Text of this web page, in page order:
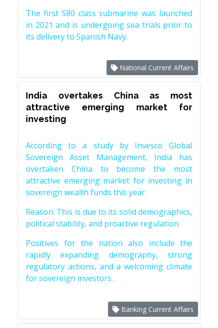
The first S80 class submarine was launched
in 2021 and is undergoing sea trials prior to
its delivery to Spanish Navy.
National Current Affairs
India overtakes China as most
attractive emerging market for
investing
According to a study by Invesco Global
Sovereign Asset Management, India has
overtaken China to become the most
attractive emerging market for investing in
sovereign wealth funds this year.
Reason: This is due to its solid demographics,
political stability, and proactive regulation.
Positives for the nation also include the
rapidly expanding demography, strong
regulatory actions, and a welcoming climate
for sovereign investors.
Banking Current Affairs